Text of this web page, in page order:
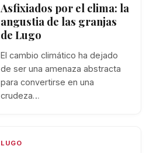
Asfixiados por el clima: la
angustia de las granjas
de Lugo
El cambio climático ha dejado
de ser una amenaza abstracta
para convertirse en una
crudeza…
LUGO